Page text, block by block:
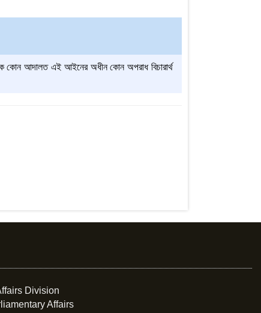
কোন আদালত এই আইনের অধীন কোন অপরাধ বিচারার্থ
Division
Affairs